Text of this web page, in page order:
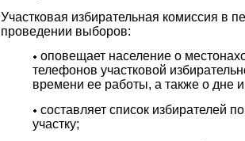
Участковая избирательная комиссия в
проведении выборов:
оповещает население о
телефонов участковой
времени ее работы, а также о дне
составляет список избирателей
участку;